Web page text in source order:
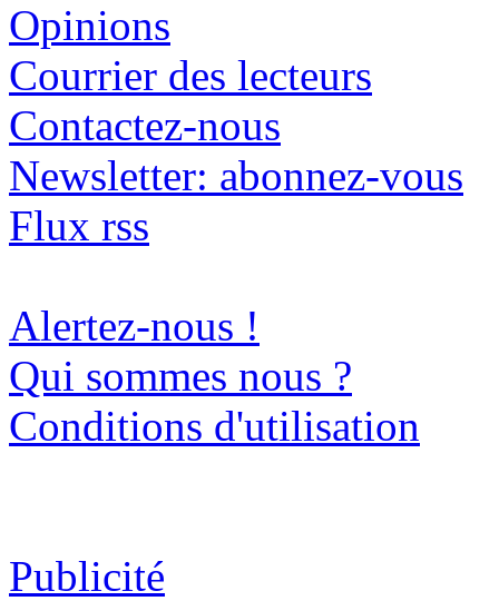
Opinions
Courrier des lecteurs
Contactez-nous
Newsletter: abonnez-vous
Flux rss
Alertez-nous !
Qui sommes nous ?
Conditions d'utilisation
Publicité